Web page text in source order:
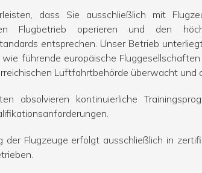
dass Sie ausschließlich mit
Flugbetrieb operieren und den
entsprechen. Unser Betrieb
führende europäische
Luftfahrtbehörde überwacht und
absolvieren kontinuierliche
der Flugzeuge erfolgt ausschließlich in